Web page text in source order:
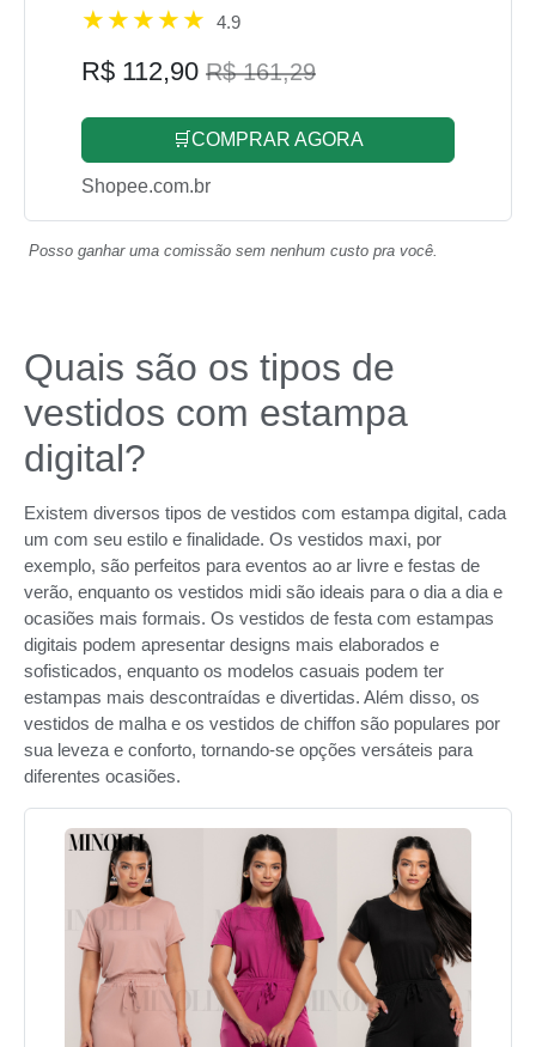
4.9
R$ 112,90 R$ 161,29
🛒COMPRAR AGORA
Shopee.com.br
Posso ganhar uma comissão sem nenhum custo pra você.
Quais são os tipos de
vestidos com estampa
digital?
Existem diversos tipos de vestidos com estampa digital, cada
um com seu estilo e finalidade. Os vestidos maxi, por
exemplo, são perfeitos para eventos ao ar livre e festas de
verão, enquanto os vestidos midi são ideais para o dia a dia e
ocasiões mais formais. Os vestidos de festa com estampas
digitais podem apresentar designs mais elaborados e
sofisticados, enquanto os modelos casuais podem ter
estampas mais descontraídas e divertidas. Além disso, os
vestidos de malha e os vestidos de chiffon são populares por
sua leveza e conforto, tornando-se opções versáteis para
diferentes ocasiões.